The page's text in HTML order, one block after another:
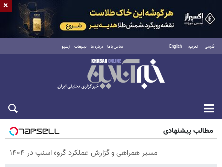
فارسی العربية English تماس با ما درباره ما تبلیغات آرشیو
پنجشنبه ۱۵ مرداد ۱۴۰۵
مطالب پیشنهادی
مسیر همراهی و گزارش عملکرد گروه اسنپ در ۱۴۰۴
×